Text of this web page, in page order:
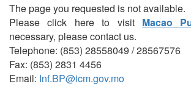
The page you requested is not available.
Please click here to visit Macao
necessary, please contact us.
Telephone: (853) 28558049 / 28567576
Fax: (853) 2831 4456
Email: Inf.BP@icm.gov.mo